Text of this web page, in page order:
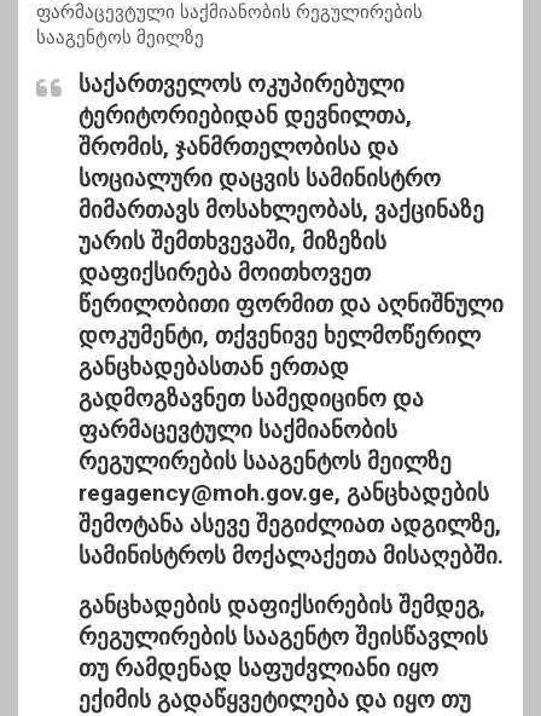
ფარმაცევტული საქმიანობის რეგულირების
სააგენტოს მეილზე​
საქართველოს ოკუპირებული
ტერიტორიებიდან დევნილთა,
შრომის, ჯანმრთელობისა და
სოციალური დაცვის სამინისტრო
მიმართავს მოსახლეობას, ვაქცინაზე
უარის შემთხვევაში, მიზეზის
დაფიქსირება მოითხოვეთ
წერილობითი ფორმით და აღნიშნული
დოკუმენტი, თქვენივე ხელმოწერილ
განცხადებასთან ერთად
გადმოგზავნეთ სამედიცინო და
ფარმაცევტული საქმიანობის
რეგულირების სააგენტოს მეილზე
regagency@moh.gov.ge, განცხადების
შემოტანა ასევე შეგიძლიათ ადგილზე,
სამინისტროს მოქალაქეთა მისაღებში.
განცხადების დაფიქსირების შემდეგ,
რეგულირების სააგენტო შეისწავლის
თუ რამდენად საფუძვლიანი იყო
ექიმის გადაწყვეტილება და იყო თუ